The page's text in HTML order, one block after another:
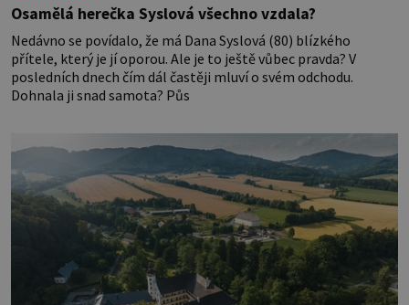
Osamělá herečka Syslová všechno vzdala?
Nedávno se povídalo, že má Dana Syslová (80) blízkého
přítele, který je jí oporou. Ale je to ještě vůbec pravda? V
posledních dnech čím dál častěji mluví o svém odchodu.
Dohnala ji snad samota? Půs